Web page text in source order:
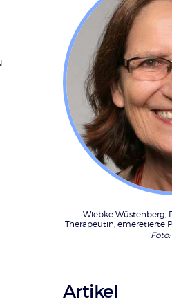
Wiebke Wüstenberg,
Therapeutin, emeretierte
Artikel